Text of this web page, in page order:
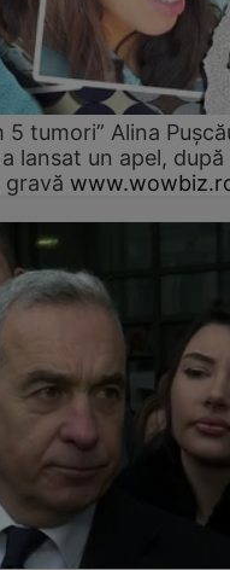
tumori” Alina
lansat un apel, după